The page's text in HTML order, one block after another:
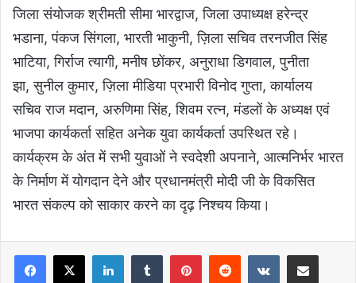
जिला संयोजक श्रीमती सीमा भारद्वाज, जिला उपाध्यक्ष हरेन्द्र
भडाना, पंकज सिंगला, भारती भाकुनी, ज़िला सचिव तरनजीत सिंह
भाटिया, गिर्राज त्यागी, मनीष छोंकर, अनुराधा डिगवाल, पुनीता
झा, सुनील कुमार, ज़िला मीडिया प्रभारी विनोद गुप्ता, कार्यालय
सचिव राज मदान, अरुणिमा सिंह, शिवम रत्न, मंडलों के अध्यक्ष एवं
भाजपा कार्यकर्ता सहित अनेक युवा कार्यकर्ता उपस्थित रहे।
कार्यक्रम के अंत में सभी युवाओं ने स्वदेशी अपनाने, आत्मनिर्भर भारत
के निर्माण में योगदान देने और प्रधानमंत्री मोदी जी के विकसित
भारत संकल्प को साकार करने का दृढ़ निश्चय किया।